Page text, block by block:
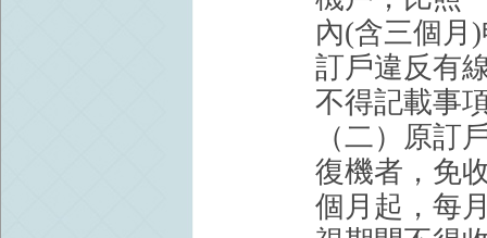
內(含三個月
訂戶違反有
不得記載事
（二）原訂
復機者，免
個月起，每